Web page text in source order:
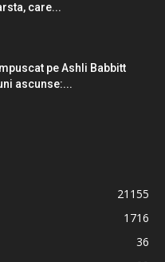
care...
pe Ashli ​​Babbitt
ascunse:...
21155
1716
36